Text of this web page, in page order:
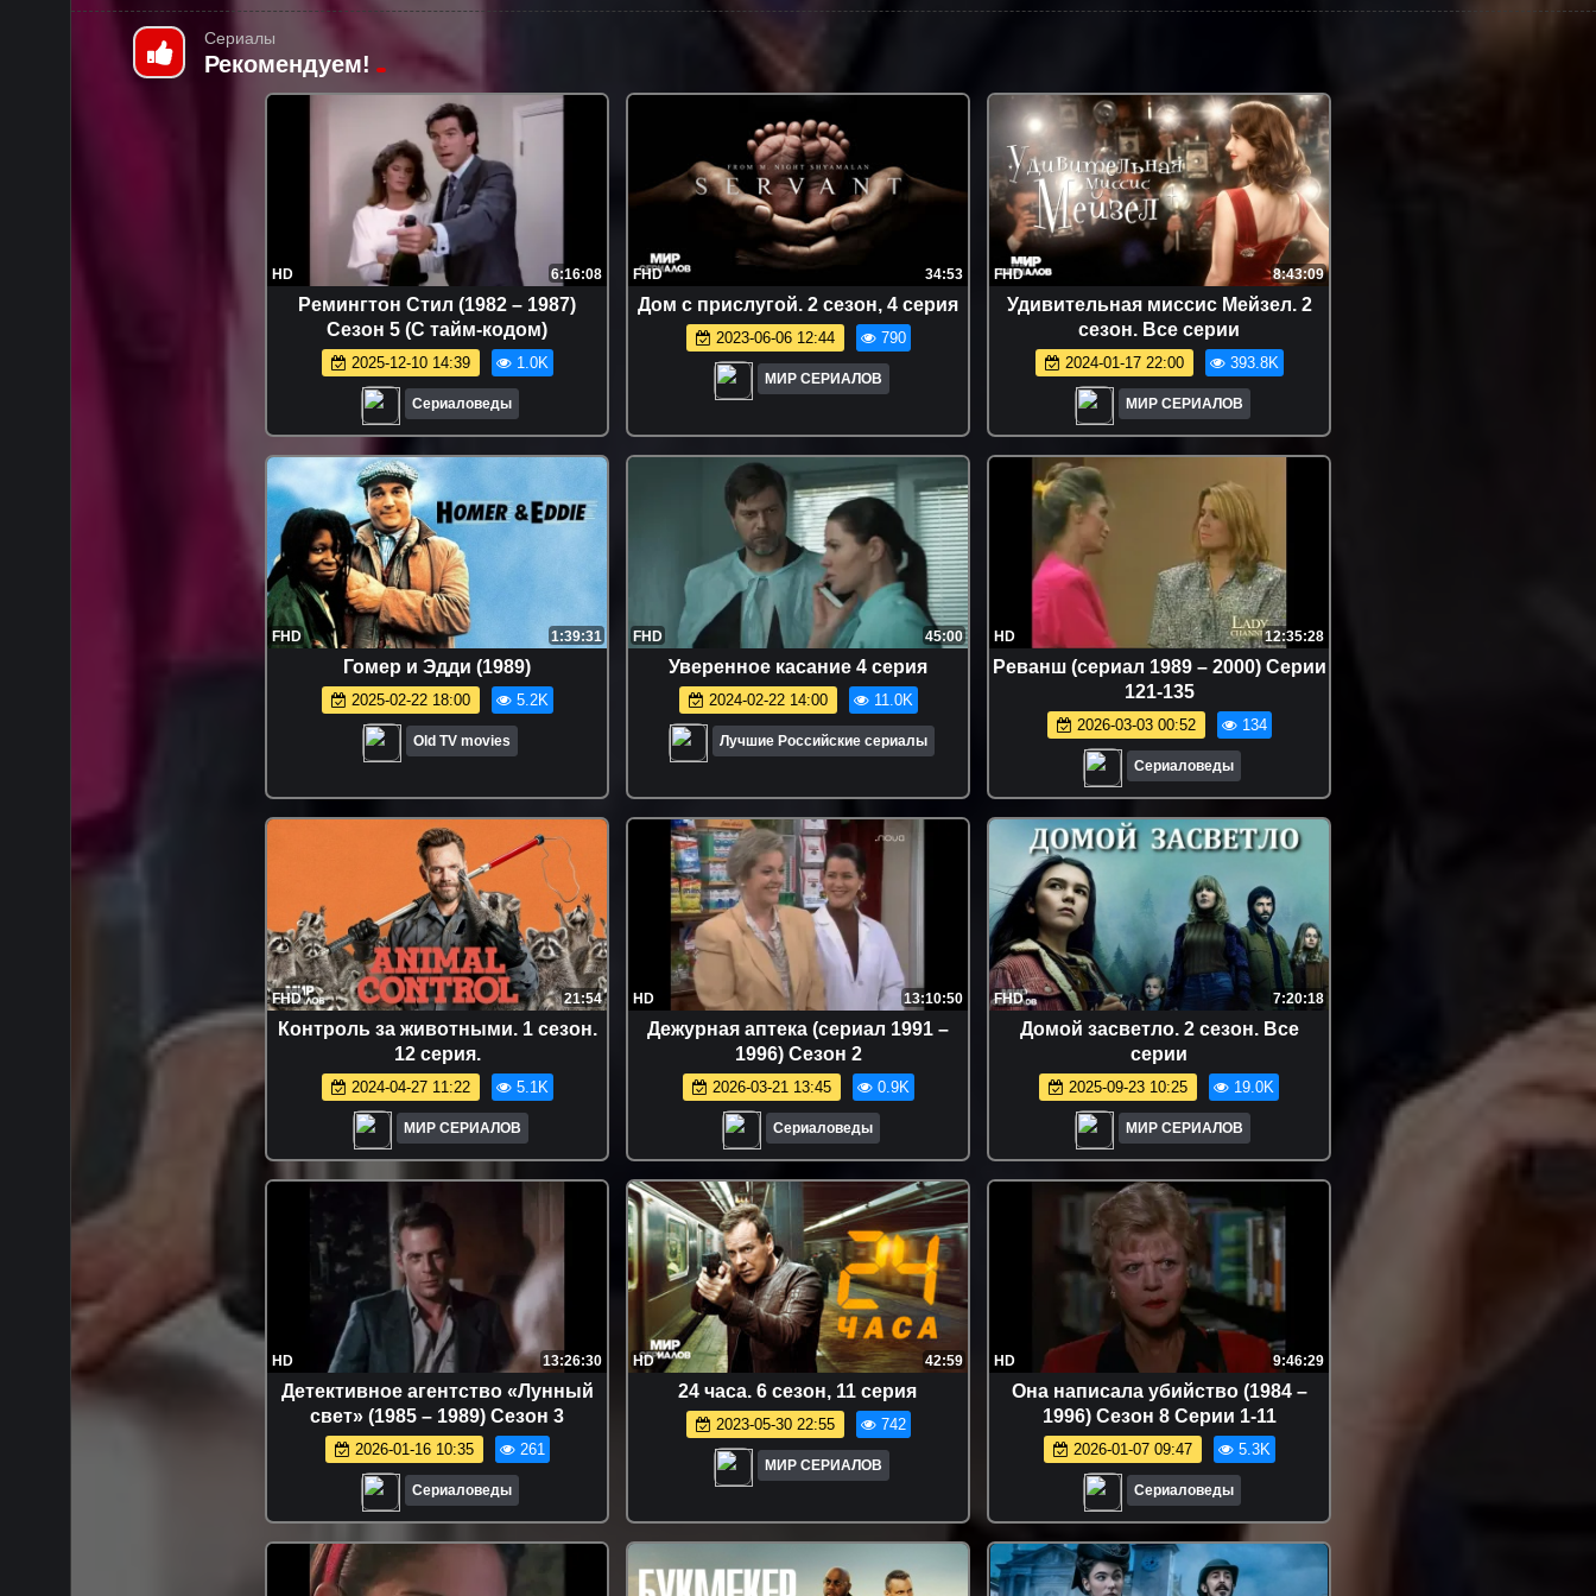
Сериалы
Рекомендуем!
HD 6:16:08
Ремингтон Стил (1982 – 1987)
Сезон 5 (С тайм-кодом)
2025-12-10 14:39 1.0K
Сериаловеды
FHD 34:53
Дoм с пpислугoй. 2 сезон, 4 серия
2023-06-06 12:44 790
МИР СЕРИАЛОВ
FHD 8:43:09
Удивительная миссис Мейзел. 2
сезон. Все серии
2024-01-17 22:00 393.8K
МИР СЕРИАЛОВ
FHD 1:39:31
Гомер и Эдди (1989)
2025-02-22 18:00 5.2K
Old TV movies
FHD 45:00
Уверенное касание 4 серия
2024-02-22 14:00 11.0K
Лучшие Российские сериалы
HD 12:35:28
Реванш (сериал 1989 – 2000) Серии
121-135
2026-03-03 00:52 134
Сериаловеды
FHD 21:54
Контроль за животными. 1 сезон.
12 серия.
2024-04-27 11:22 5.1K
МИР СЕРИАЛОВ
HD 13:10:50
Дежурная аптека (сериал 1991 –
1996) Сезон 2
2026-03-21 13:45 0.9K
Сериаловеды
FHD 7:20:18
Домой засветло. 2 сезон. Все
серии
2025-09-23 10:25 19.0K
МИР СЕРИАЛОВ
HD 13:26:30
Детективное агентство «Лунный
свет» (1985 – 1989) Сезон 3
2026-01-16 10:35 261
Сериаловеды
HD 42:59
24 часа. 6 сезон, 11 серия
2023-05-30 22:55 742
МИР СЕРИАЛОВ
HD 9:46:29
Она написала убийство (1984 –
1996) Сезон 8 Серии 1-11
2026-01-07 09:47 5.3K
Сериаловеды